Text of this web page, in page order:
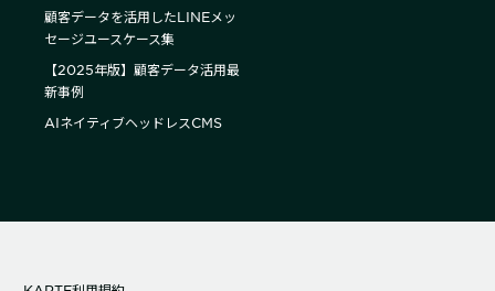
顧客データを活用したLINEメッ
セージユースケース集
【2025年版】顧客データ活用最
新事例
AIネイティブヘッドレスCMS